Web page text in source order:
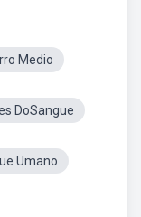
Medio
DoSangue
Umano